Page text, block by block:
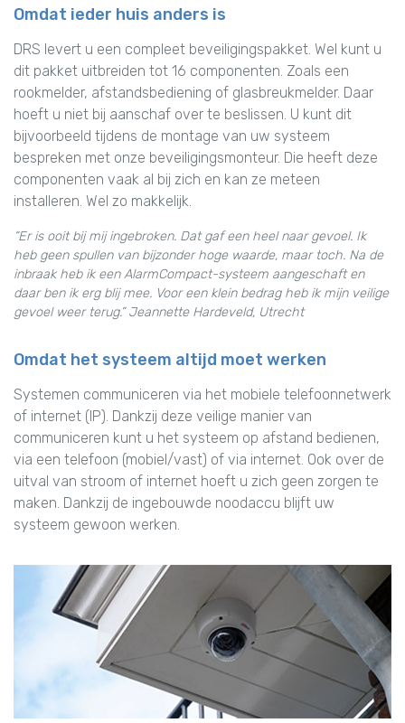
Omdat ieder huis anders is
DRS levert u een compleet beveiligingspakket. Wel kunt u
dit pakket uitbreiden tot 16 componenten. Zoals een
rookmelder, afstandsbediening of glasbreukmelder. Daar
hoeft u niet bij aanschaf over te beslissen. U kunt dit
bijvoorbeeld tijdens de montage van uw systeem
bespreken met onze beveiligingsmonteur. Die heeft deze
componenten vaak al bij zich en kan ze meteen
installeren. Wel zo makkelijk.
“Er is ooit bij mij ingebroken. Dat gaf een heel naar gevoel. Ik
heb geen spullen van bijzonder hoge waarde, maar toch. Na de
inbraak heb ik een AlarmCompact-systeem aangeschaft en
daar ben ik erg blij mee. Voor een klein bedrag heb ik mijn veilige
gevoel weer terug.” Jeannette Hardeveld, Utrecht
Omdat het systeem altijd moet werken
Systemen communiceren via het mobiele telefoonnetwerk
of internet (IP). Dankzij deze veilige manier van
communiceren kunt u het systeem op afstand bedienen,
via een telefoon (mobiel/vast) of via internet. Ook over de
uitval van stroom of internet hoeft u zich geen zorgen te
maken. Dankzij de ingebouwde noodaccu blijft uw
systeem gewoon werken.